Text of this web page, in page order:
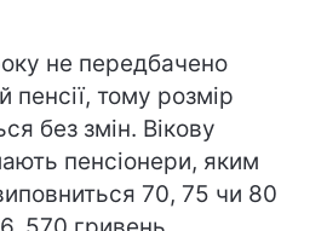
не передбачено
пенсії, тому розмір
без змін. Вікову
пенсіонери, яким
70, 75 чи 80